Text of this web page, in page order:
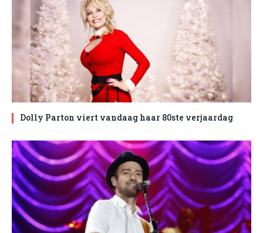
Dolly Parton viert vandaag haar 80ste verjaardag